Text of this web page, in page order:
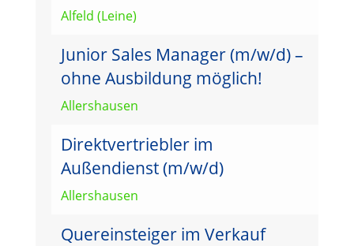
Alfeld (Leine)
Junior Sales Manager (m/w/d) –
ohne Ausbildung möglich!
Allershausen
Direktvertriebler im
Außendienst (m/w/d)
Allershausen
Quereinsteiger im Verkauf